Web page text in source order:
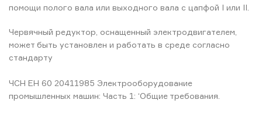
помощи полого вала или выходного вала с цапфой I или II.
Червячный редуктор, оснащенный электродвигателем,
может быть установлен и работать в среде согласно
стандарту
ЧСН ЕН 60 20411985 Электрооборудование
промышленных машин: Часть 1: ‘Общие требования.